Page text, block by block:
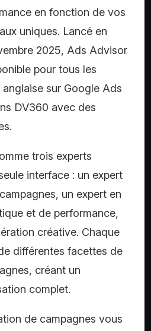
en fonction de vos
uniques. Lancé en
2025, Ads Advisor
pour tous les
sur Google Ads
DV360 avec des
trois experts
interface : un expert
un expert en
et de performance,
créative. Chaque
différentes facettes de
créant un
complet.
de campagnes vous